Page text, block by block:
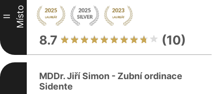
II Místo
8.7 (10)
MDDr. Jiří Simon - Zubní ordinace
Sidente